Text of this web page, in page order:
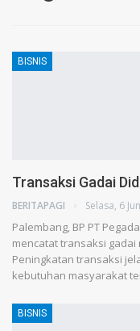
BISNIS
Transaksi Gadai
BERITAPAGI Selasa, 6
Palembang, BP PT
mencatat transaksi gadai
Peningkatan transaksi
kebutuhan masyarakat
BISNIS